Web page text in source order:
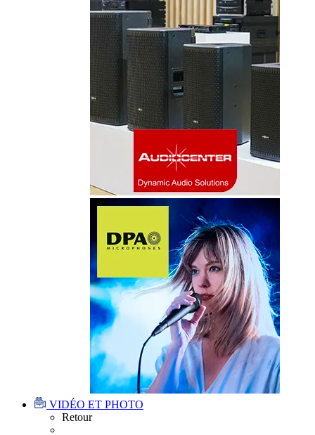
VIDÉO ET PHOTO
Retour